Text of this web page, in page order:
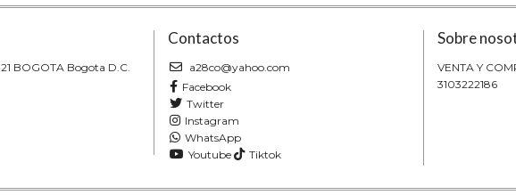
BOGOTA Bogota D.C.
Contactos
a28co@yahoo.com
Facebook
Twitter
Instagram
WhatsApp
Youtube
Tiktok
Sobre
VENTA Y
3103222186